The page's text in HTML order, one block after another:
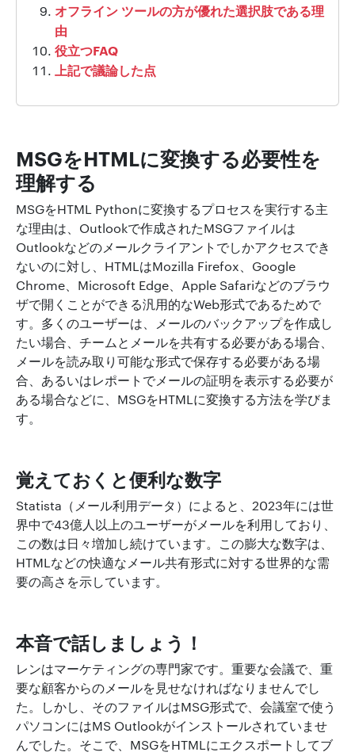
オフライン ツールの方が優れた選択肢である理
由
役立つFAQ
上記で議論した点
MSGをHTMLに変換する必要性を
理解する
MSGをHTML Pythonに変換するプロセスを実行する主
な理由は、Outlookで作成されたMSGファイルは
Outlookなどのメールクライアントでしかアクセスでき
ないのに対し、HTMLはMozilla Firefox、Google
Chrome、Microsoft Edge、Apple Safariなどのブラウ
ザで開くことができる汎用的なWeb形式であるためで
す。多くのユーザーは、メールのバックアップを作成し
たい場合、チームとメールを共有する必要がある場合、
メールを読み取り可能な形式で保存する必要がある場
合、あるいはレポートでメールの証明を表示する必要が
ある場合などに、MSGをHTMLに変換する方法を学びま
す。
覚えておくと便利な数字
Statista（メール利用データ）によると、2023年には世
界中で43億人以上のユーザーがメールを利用しており、
この数は日々増加し続けています。この膨大な数字は、
HTMLなどの快適なメール共有形式に対する世界的な需
要の高さを示しています。
本音で話しましょう！
レンはマーケティングの専門家です。重要な会議で、重
要な顧客からのメールを見せなければなりませんでし
た。しかし、そのファイルはMSG形式で、会議室で使う
パソコンにはMS Outlookがインストールされていませ
んでした。そこで、MSGをHTMLにエクスポートしてブ